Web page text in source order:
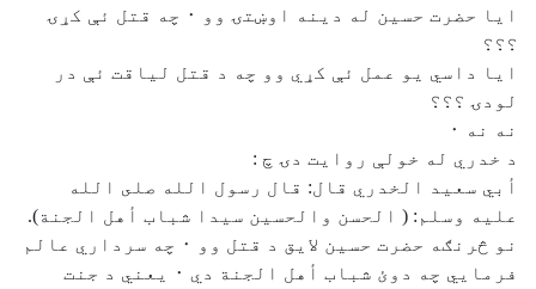
ايا حضرت حسين له دينه اوښتۍ وو ٠ چه قتل ئې کړۍ
؟؟؟
ايا داسي يو عمل ئې کړي وو چه د قتل لياقت ئې در
لودۍ ؟؟؟
نه نه ٠
د خدري له خولې روايت دۍ چ :
أبي سعيد الخدري قال: قال رسول الله صلى الله
عليه وسلم: ( الحسن والحسين سيدا شباب أهل الجنة).
نو څرنګه حضرت حسين لايق د قتل وو ٠ چه سرداري عالم
فرمايي چه دوئ شباب أهل الجنة دي ٠ يعني د جنت